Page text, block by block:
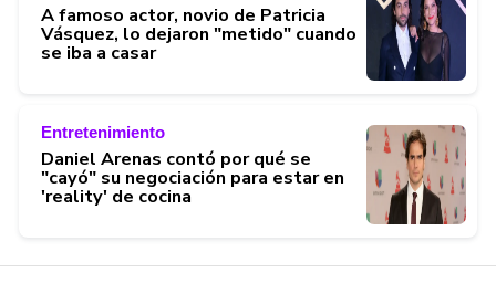
A famoso actor, novio de Patricia
Vásquez, lo dejaron "metido" cuando
se iba a casar
Entretenimiento
Daniel Arenas contó por qué se
"cayó" su negociación para estar en
'reality' de cocina